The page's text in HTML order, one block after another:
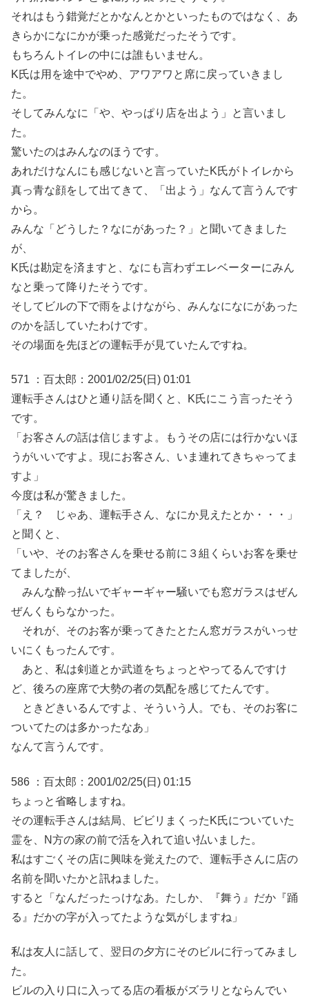
それはもう錯覚だとかなんとかといったものではなく、あ
きらかになにかが乗った感覚だったそうです。
もちろんトイレの中には誰もいません。
K氏は用を途中でやめ、アワアワと席に戻っていきまし
た。
そしてみんなに「や、やっぱり店を出よう」と言いまし
た。
驚いたのはみんなのほうです。
あれだけなんにも感じないと言っていたK氏がトイレから
真っ青な顔をして出てきて、「出よう」なんて言うんです
から。
みんな「どうした？なにがあった？」と聞いてきました
が、
K氏は勘定を済ますと、なにも言わずエレベーターにみん
なと乗って降りたそうです。
そしてビルの下で雨をよけながら、みんなになにがあった
のかを話していたわけです。
その場面を先ほどの運転手が見ていたんですね。
571 ：百太郎：2001/02/25(日) 01:01
運転手さんはひと通り話を聞くと、K氏にこう言ったそう
です。
「お客さんの話は信じますよ。もうその店には行かないほ
うがいいですよ。現にお客さん、いま連れてきちゃってま
すよ」
今度は私が驚きました。
「え？ じゃあ、運転手さん、なにか見えたとか・・・」
と聞くと、
「いや、そのお客さんを乗せる前に３組くらいお客を乗せ
てましたが、
みんな酔っ払いでギャーギャー騒いでも窓ガラスはぜん
ぜんくもらなかった。
それが、そのお客が乗ってきたとたん窓ガラスがいっせ
いにくもったんです。
あと、私は剣道とか武道をちょっとやってるんですけ
ど、後ろの座席で大勢の者の気配を感じてたんです。
ときどきいるんですよ、そういう人。でも、そのお客に
ついてたのは多かったなあ」
なんて言うんです。
586 ：百太郎：2001/02/25(日) 01:15
ちょっと省略しますね。
その運転手さんは結局、ビビリまくったK氏についていた
霊を、N方の家の前で活を入れて追い払いました。
私はすごくその店に興味を覚えたので、運転手さんに店の
名前を聞いたかと訊ねました。
すると「なんだったっけなあ。たしか、『舞う』だか『踊
る』だかの字が入ってたような気がしますね」
私は友人に話して、翌日の夕方にそのビルに行ってみまし
た。
ビルの入り口に入ってる店の看板がズラリとならんでい